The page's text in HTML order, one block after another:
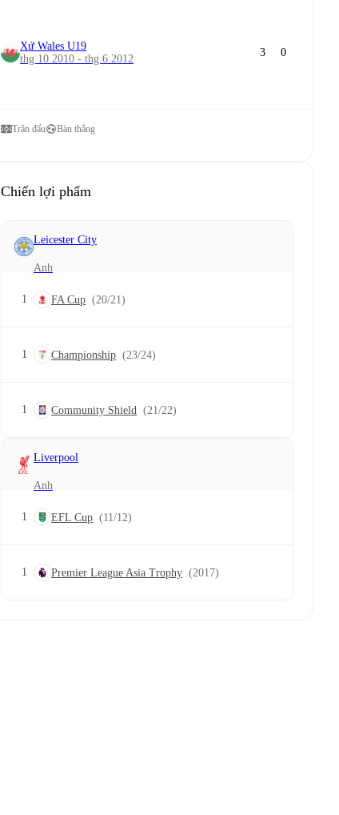
Xứ Wales U19
thg 10 2010 - thg 6 2012
3 0
Trận đấu Bàn thắng
Chiến lợi phẩm
Leicester City
Anh
1 FA Cup (20/21)
1 Championship (23/24)
1 Community Shield (21/22)
Liverpool
Anh
1 EFL Cup (11/12)
1 Premier League Asia Trophy (2017)